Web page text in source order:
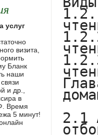
услуг
визита,
Бланк
наши
и др.,
в
Время
5 минут!